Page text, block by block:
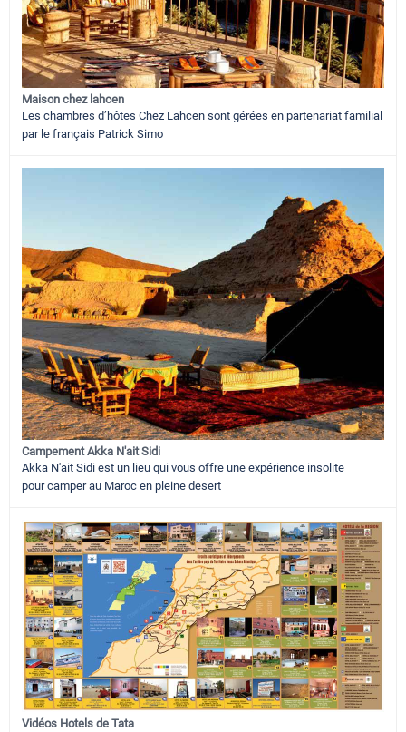
Maison chez lahcen
Les chambres d’hôtes Chez Lahcen sont gérées en partenariat familial
par le français Patrick Simo
Campement Akka N'ait Sidi
Akka N'ait Sidi est un lieu qui vous offre une expérience insolite
pour camper au Maroc en pleine desert
Vidéos Hotels de Tata